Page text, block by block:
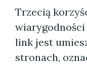
Trzecią
link jest
stronach,